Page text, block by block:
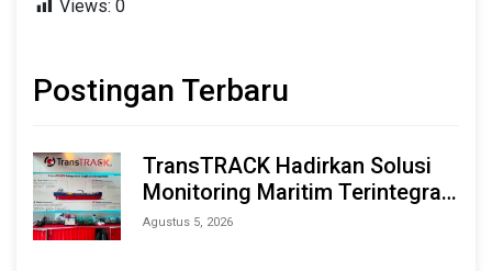
Views: 0
Postingan Terbaru
TransTRACK Hadirkan Solusi
Monitoring Maritim Terintegrasi
Berbasis AI & IoT di Indonesia
Agustus 5, 2026